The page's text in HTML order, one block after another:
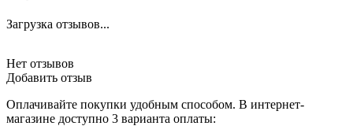
Загрузка отзывов...
Нет отзывов
Добавить отзыв
Оплачивайте покупки удобным способом. В интернет-
магазине доступно 3 варианта оплаты: